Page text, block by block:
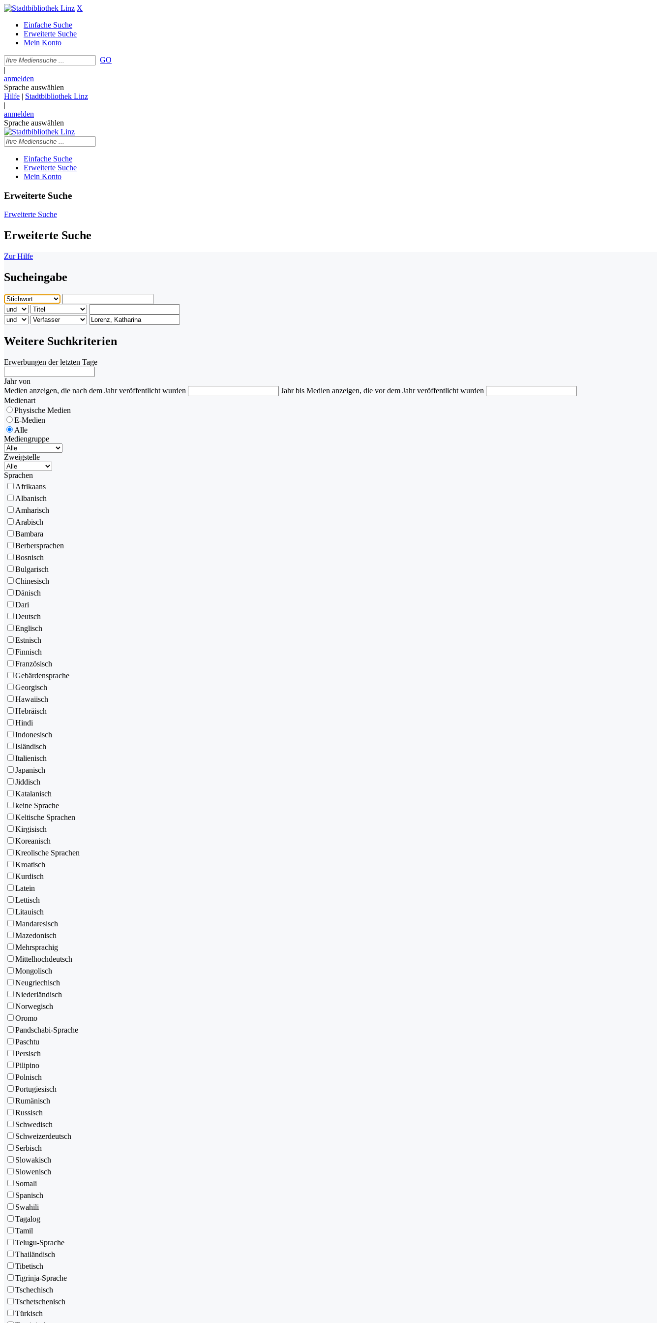
X
Einfache Suche
Erweiterte Suche
Mein Konto
GO
|
anmelden
Sprache auswählen
Hilfe | Stadtbibliothek Linz
|
anmelden
Sprache auswählen
Einfache Suche
Erweiterte Suche
Mein Konto
Erweiterte Suche
Erweiterte Suche
Erweiterte Suche
Zur Hilfe
Sucheingabe
Weitere Suchkriterien
Erwerbungen der letzten Tage
Jahr von
Medien anzeigen, die nach dem Jahr veröffentlicht wurden
Jahr bis Medien anzeigen, die vor dem Jahr veröffentlicht wurden
Medienart
Physische Medien
E-Medien
Alle
Mediengruppe
Zweigstelle
Sprachen
Afrikaans
Albanisch
Amharisch
Arabisch
Bambara
Berbersprachen
Bosnisch
Bulgarisch
Chinesisch
Dänisch
Dari
Deutsch
Englisch
Estnisch
Finnisch
Französisch
Gebärdensprache
Georgisch
Hawaiisch
Hebräisch
Hindi
Indonesisch
Isländisch
Italienisch
Japanisch
Jiddisch
Katalanisch
keine Sprache
Keltische Sprachen
Kirgisisch
Koreanisch
Kreolische Sprachen
Kroatisch
Kurdisch
Latein
Lettisch
Litauisch
Mandaresisch
Mazedonisch
Mehrsprachig
Mittelhochdeutsch
Mongolisch
Neugriechisch
Niederländisch
Norwegisch
Oromo
Pandschabi-Sprache
Paschtu
Persisch
Pilipino
Polnisch
Portugiesisch
Rumänisch
Russisch
Schwedisch
Schweizerdeutsch
Serbisch
Slowakisch
Slowenisch
Somali
Spanisch
Swahili
Tagalog
Tamil
Telugu-Sprache
Thailändisch
Tibetisch
Tigrinja-Sprache
Tschechisch
Tschetschenisch
Türkisch